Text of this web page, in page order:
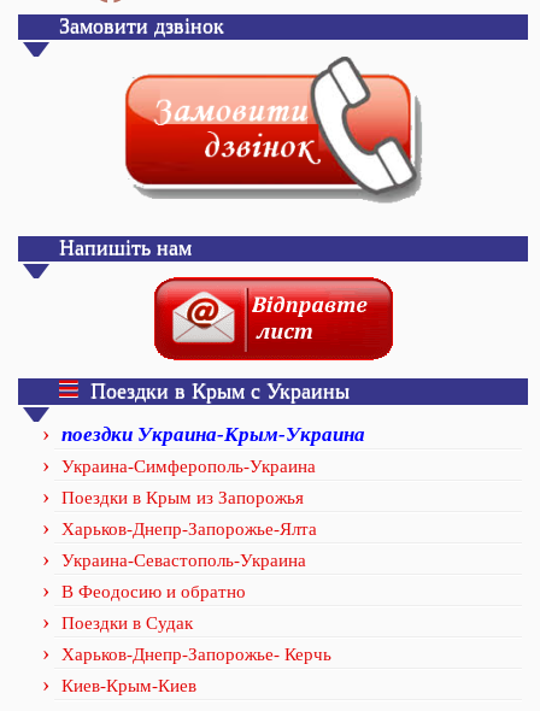
Замовити дзвінок
Напишіть нам
Поездки в Крым с Украины
поездки Украина-Крым-Украина
Украина-Симферополь-Украина
Поездки в Крым из Запорожья
Харьков-Днепр-Запорожье-Ялта
Украина-Севастополь-Украина
В Феодосию и обратно
Поездки в Судак
Харьков-Днепр-Запорожье- Керчь
Киев-Крым-Киев